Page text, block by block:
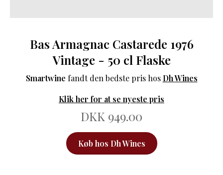
Bas Armagnac Castarede 1976
Vintage - 50 cl Flaske
Smartwine fandt den bedste pris hos Dh Wines
Klik her for at se nyeste pris
DKK 949.00
Køb hos Dh Wines